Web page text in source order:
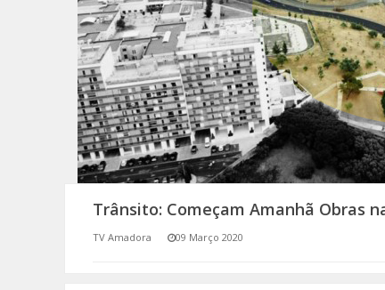
SOMOS TODOS EUROPEUS
ENCONTROS IMAGINÁRIOS
AMADORA LIGA À RESILIÊNCIA
VEMOS OUVIMOS E LEMOS
ECOMOVE-TE
Trânsito: Começam Amanhã Obras
TV Amadora 09 Março 2020